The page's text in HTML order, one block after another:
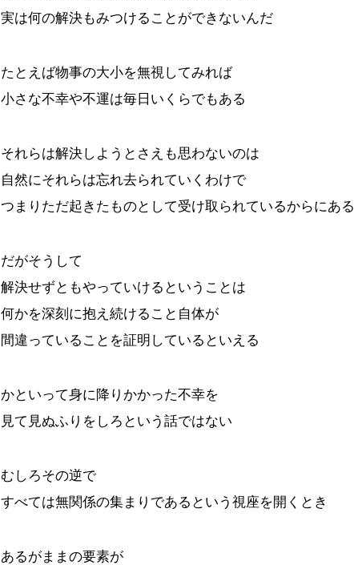
実は何の解決もみつけることができないんだ
たとえば物事の大小を無視してみれば
小さな不幸や不運は毎日いくらでもある
それらは解決しようとさえも思わないのは
自然にそれらは忘れ去られていくわけで
つまりただ起きたものとして受け取られているからにある
だがそうして
解決せずともやっていけるということは
何かを深刻に抱え続けること自体が
間違っていることを証明しているといえる
かといって身に降りかかった不幸を
見て見ぬふりをしろという話ではない
むしろその逆で
すべては無関係の集まりであるという視座を開くとき
あるがままの要素が